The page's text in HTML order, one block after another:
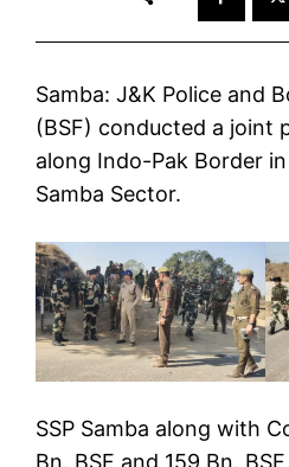
Samba: J&K Police and
(BSF) conducted a joint
along Indo-Pak Border
Samba Sector.
SSP Samba along with
Bn. BSF and 159 Bn.